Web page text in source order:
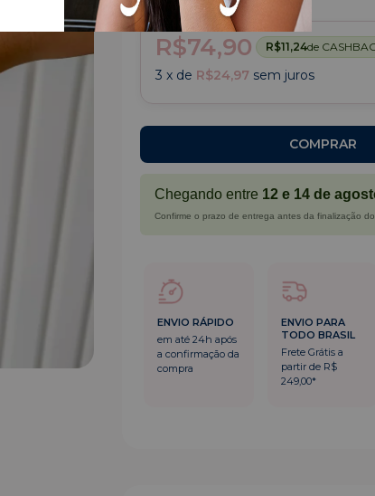
(1)
R$74,90 R$11,24de
3 x de R$24,97 sem juros
Chegando entre 12 e 14 de
Confirme o prazo de entrega antes da finalização do
ENVIO RÁPIDO
em até 24h após
a confirmação da
compra
ENVIO PARA
TODO BRASIL
Frete Grátis a
partir de R$
249,00*